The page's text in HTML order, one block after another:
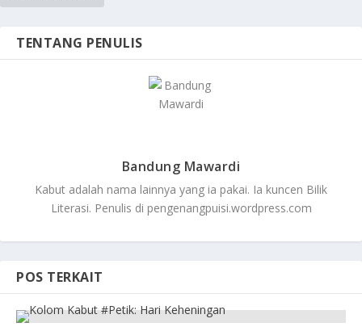
TENTANG PENULIS
Bandung Mawardi
Kabut adalah nama lainnya yang ia pakai. Ia kuncen Bilik
Literasi. Penulis di pengenangpuisi.wordpress.com
POS TERKAIT